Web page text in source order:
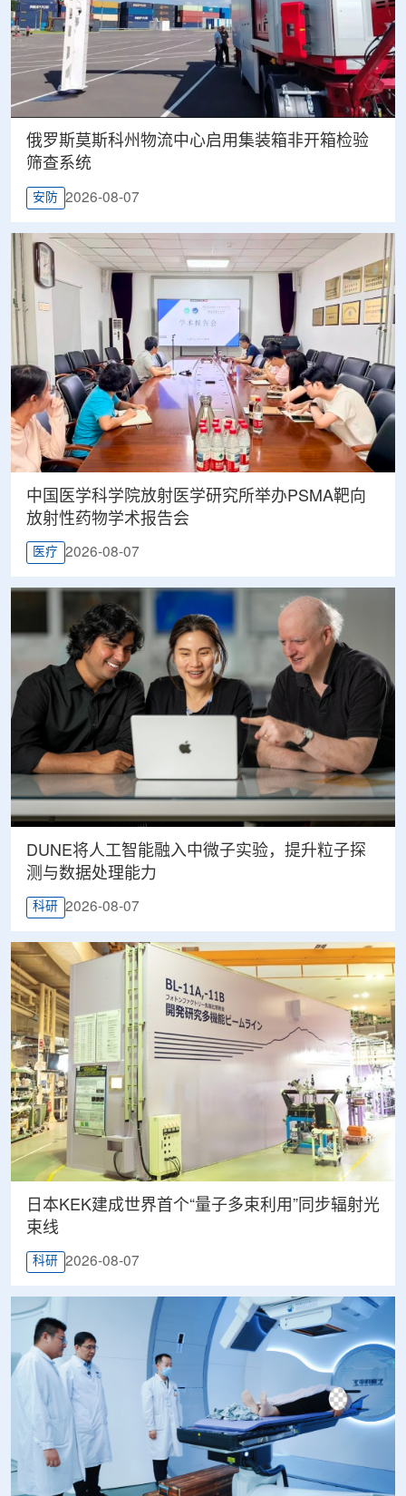
俄罗斯莫斯科州物流中心启用集装箱非开箱检验
筛查系统
安防 2026-08-07
中国医学科学院放射医学研究所举办PSMA靶向
放射性药物学术报告会
医疗 2026-08-07
DUNE将人工智能融入中微子实验，提升粒子探
测与数据处理能力
科研 2026-08-07
日本KEK建成世界首个“量子多束利用”同步辐射光
束线
科研 2026-08-07